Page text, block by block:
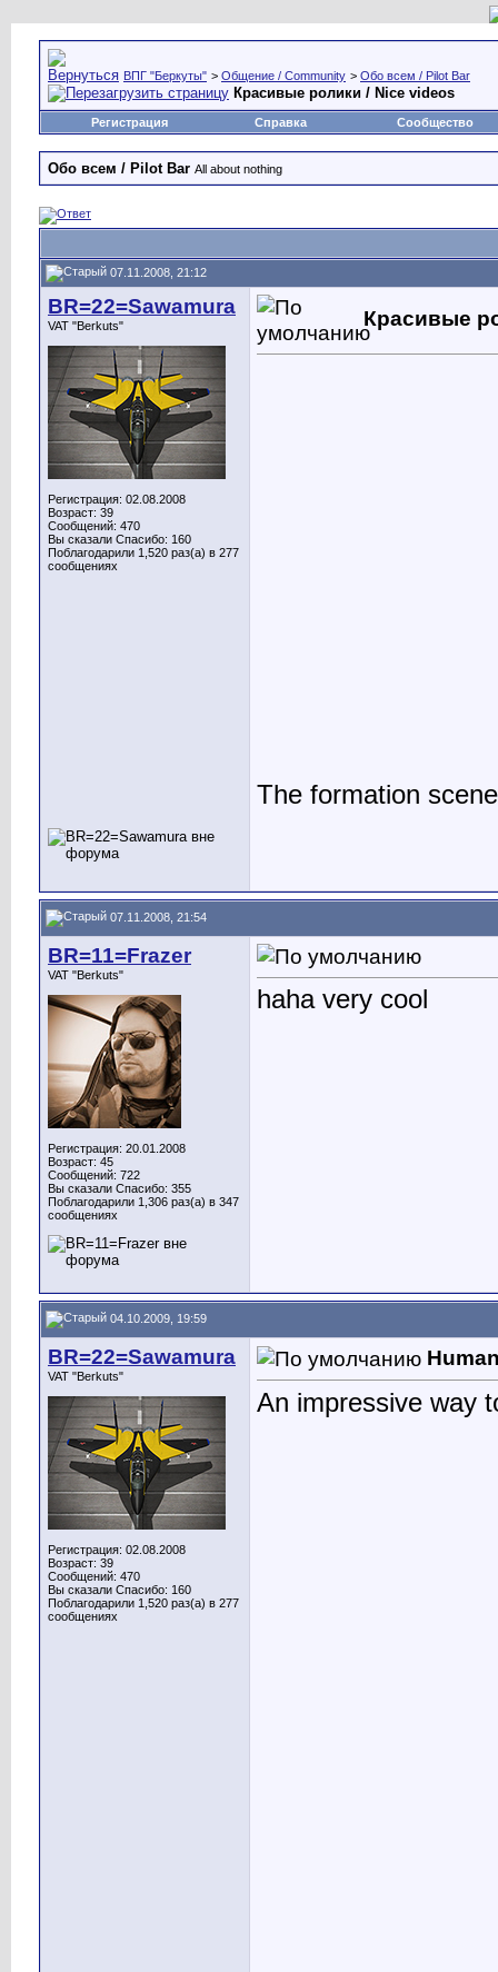
ВПГ "Беркуты" > Общение / Community > Обо всем / Pilot Bar
Красивые ролики / Nice videos
Регистрация Справка Сообщество
Обо всем / Pilot Bar All about nothing
07.11.2008, 21:12
BR=22=Sawamura
VAT "Berkuts"
Регистрация: 02.08.2008
Возраст: 39
Сообщений: 470
Вы сказали Спасибо: 160
Поблагодарили 1,520 раз(а) в 277
сообщениях
Красивые
The formation
07.11.2008, 21:54
BR=11=Frazer
VAT "Berkuts"
Регистрация: 20.01.2008
Возраст: 45
Сообщений: 722
Вы сказали Спасибо: 355
Поблагодарили 1,306 раз(а) в 347
сообщениях
haha very cool
04.10.2009, 19:59
BR=22=Sawamura
VAT "Berkuts"
Регистрация: 02.08.2008
Возраст: 39
Сообщений: 470
Вы сказали Спасибо: 160
Поблагодарили 1,520 раз(а) в 277
сообщениях
An impressive way